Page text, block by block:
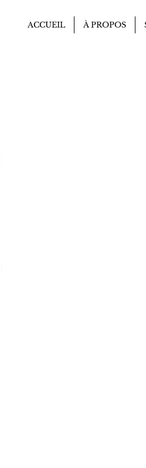
ACCUEIL À PROPOS